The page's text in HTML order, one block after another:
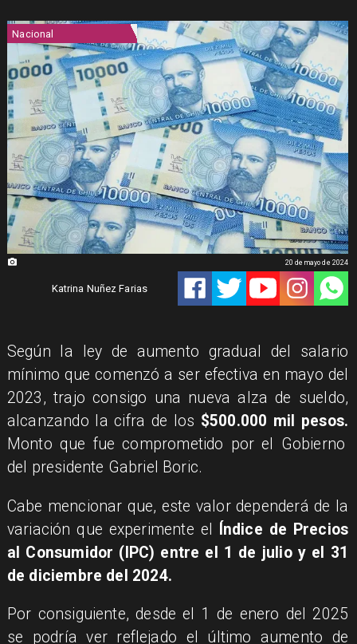
Nacional
Katrina Nuñez Farias
20 de mayo de 2024
Según la ley de aumento gradual del salario
mínimo que comenzó a ser efectiva en mayo del
2023, trajo consigo una nueva alza de sueldo,
alcanzando la cifra de los $500.000 mil pesos.
Monto que fue comprometido por el Gobierno
del presidente Gabriel Boric.
Cabe mencionar que, este valor dependerá de la
variación que experimente el
Índice de Precios
al Consumidor (IPC) entre el 1 de julio y el 31
de diciembre del 2024.
Por consiguiente, desde el 1 de enero del 2025
se podría ver reflejado el último aumento de